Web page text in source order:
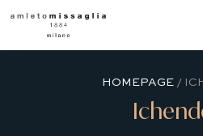
HOMEPAGE /